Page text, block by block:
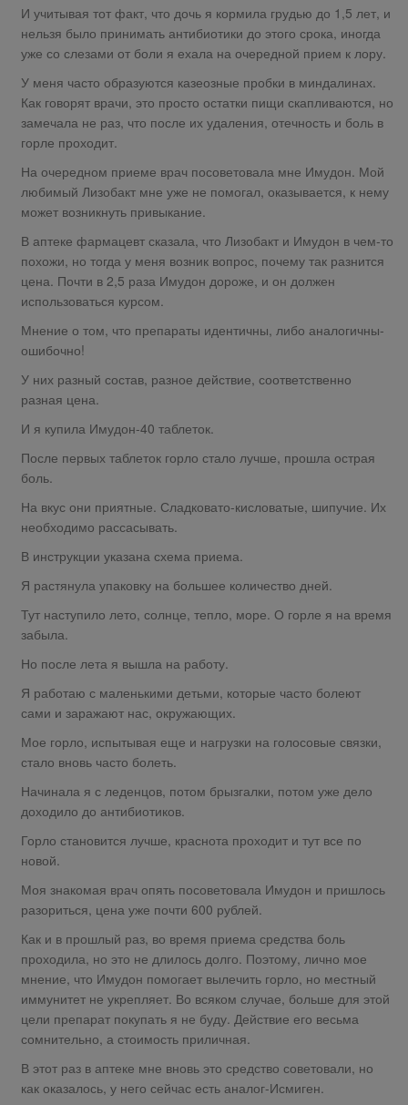
И учитывая тот факт, что дочь я кормила грудью до 1,5 лет, и
нельзя было принимать антибиотики до этого срока, иногда
уже со слезами от боли я ехала на очередной прием к лору.
У меня часто образуются казеозные пробки в миндалинах.
Как говорят врачи, это просто остатки пищи скапливаются, но
замечала не раз, что после их удаления, отечность и боль в
горле проходит.
На очередном приеме врач посоветовала мне Имудон. Мой
любимый Лизобакт мне уже не помогал, оказывается, к нему
может возникнуть привыкание.
В аптеке фармацевт сказала, что Лизобакт и Имудон в чем-то
похожи, но тогда у меня возник вопрос, почему так разнится
цена. Почти в 2,5 раза Имудон дороже, и он должен
использоваться курсом.
Мнение о том, что препараты идентичны, либо аналогичны-
ошибочно!
У них разный состав, разное действие, соответственно
разная цена.
И я купила Имудон-40 таблеток.
После первых таблеток горло стало лучше, прошла острая
боль.
На вкус они приятные. Сладковато-кисловатые, шипучие. Их
необходимо рассасывать.
В инструкции указана схема приема.
Я растянула упаковку на большее количество дней.
Тут наступило лето, солнце, тепло, море. О горле я на время
забыла.
Но после лета я вышла на работу.
Я работаю с маленькими детьми, которые часто болеют
сами и заражают нас, окружающих.
Мое горло, испытывая еще и нагрузки на голосовые связки,
стало вновь часто болеть.
Начинала я с леденцов, потом брызгалки, потом уже дело
доходило до антибиотиков.
Горло становится лучше, краснота проходит и тут все по
новой.
Моя знакомая врач опять посоветовала Имудон и пришлось
разориться, цена уже почти 600 рублей.
Как и в прошлый раз, во время приема средства боль
проходила, но это не длилось долго. Поэтому, лично мое
мнение, что Имудон помогает вылечить горло, но местный
иммунитет не укрепляет. Во всяком случае, больше для этой
цели препарат покупать я не буду. Действие его весьма
сомнительно, а стоимость приличная.
В этот раз в аптеке мне вновь это средство советовали, но
как оказалось, у него сейчас есть аналог-Исмиген.